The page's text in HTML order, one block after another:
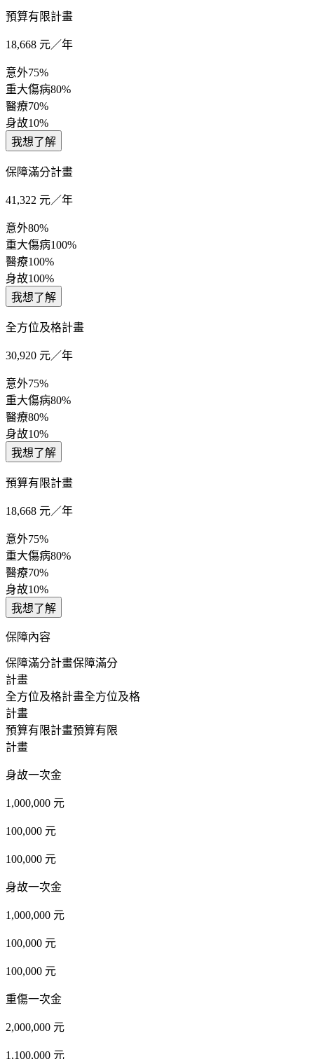
預算有限計畫
18,668 元／年
意外75%
重大傷病80%
醫療70%
身故10%
我想了解
保障滿分計畫
41,322 元／年
意外80%
重大傷病100%
醫療100%
身故100%
我想了解
全方位及格計畫
30,920 元／年
意外75%
重大傷病80%
醫療80%
身故10%
我想了解
預算有限計畫
18,668 元／年
意外75%
重大傷病80%
醫療70%
身故10%
我想了解
保障內容
保障滿分計畫保障滿分
計畫
全方位及格計畫全方位及格
計畫
預算有限計畫預算有限
計畫
身故一次金
1,000,000 元
100,000 元
100,000 元
身故一次金
1,000,000 元
100,000 元
100,000 元
重傷一次金
2,000,000 元
1,100,000 元